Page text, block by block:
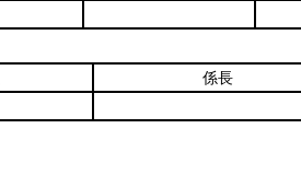
係長